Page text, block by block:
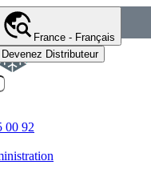
France - Français
Devenez Distributeur
00 92